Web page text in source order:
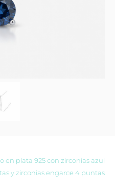
en plata 925 con zirconias azul
y zirconias engarce 4 puntas